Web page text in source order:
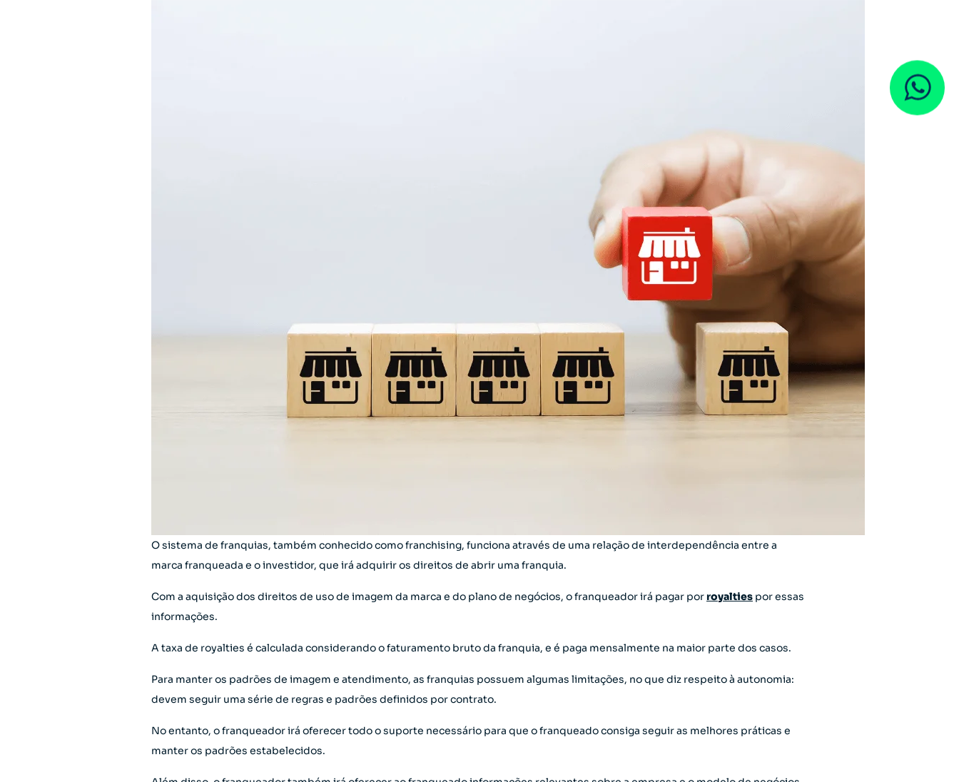
O sistema de franquias, também conhecido como franchising, funciona através de uma relação de interdependência entre a
marca franqueada e o investidor, que irá adquirir os direitos de abrir uma franquia.
Com a aquisição dos direitos de uso de imagem da marca e do plano de negócios, o franqueador irá pagar por royalties por essas
informações.
A taxa de royalties é calculada considerando o faturamento bruto da franquia, e é paga mensalmente na maior parte dos casos.
Para manter os padrões de imagem e atendimento, as franquias possuem algumas limitações, no que diz respeito à autonomia:
devem seguir uma série de regras e padrões definidos por contrato.
No entanto, o franqueador irá oferecer todo o suporte necessário para que o franqueado consiga seguir as melhores práticas e
manter os padrões estabelecidos.